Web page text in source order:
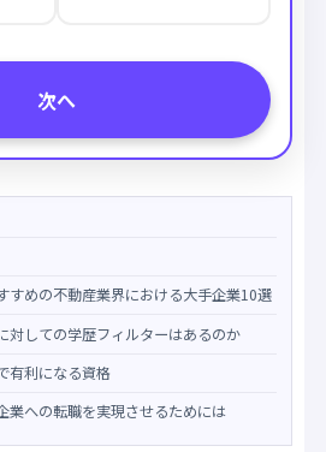
次へ
すめの不動産業界における大手企業10選
対しての学歴フィルターはあるのか
有利になる資格
業への転職を実現させるためには